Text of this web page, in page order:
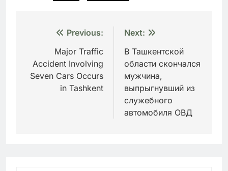
Навигация
записям
Previous:
Major Traffic
Accident Involving
Seven Cars Occurs
in Tashkent
Next:
В Ташкентской
области скончался
мужчина,
выпрыгнувший из
служебного
автомобиля ОВД